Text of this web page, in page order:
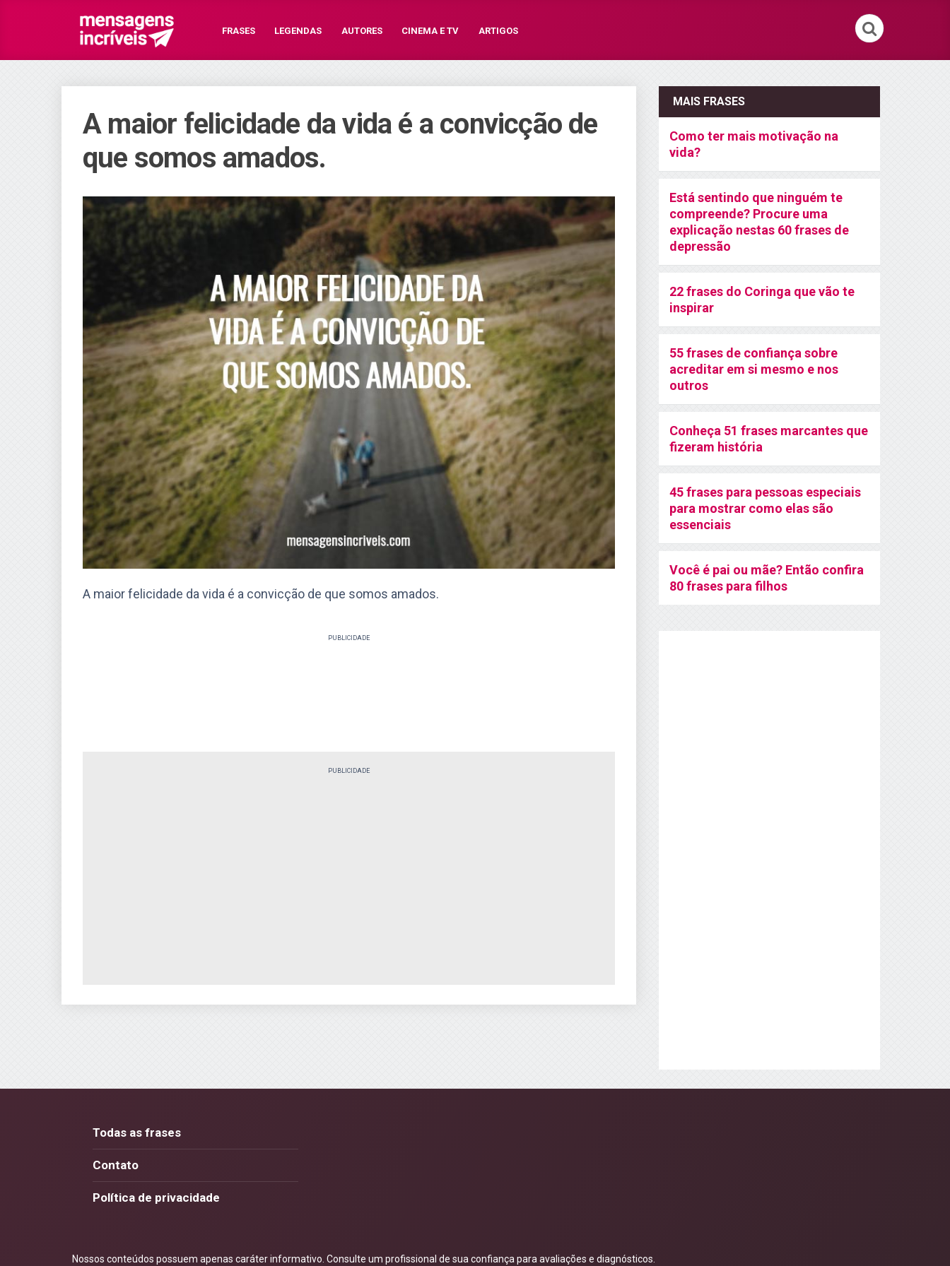
FRASES LEGENDAS AUTORES CINEMA E TV ARTIGOS
A maior felicidade da vida é a convicção de
que somos amados.
A maior felicidade da vida é a convicção de que somos amados.
PUBLICIDADE
PUBLICIDADE
MAIS FRASES
Como ter mais motivação na
vida?
Está sentindo que ninguém te
compreende? Procure uma
explicação nestas 60 frases de
depressão
22 frases do Coringa que vão te
inspirar
55 frases de confiança sobre
acreditar em si mesmo e nos
outros
Conheça 51 frases marcantes que
fizeram história
45 frases para pessoas especiais
para mostrar como elas são
essenciais
Você é pai ou mãe? Então confira
80 frases para filhos
Todas as frases
Contato
Política de privacidade
Nossos conteúdos possuem apenas caráter informativo. Consulte um profissional de sua confiança para avaliações e diagnósticos.